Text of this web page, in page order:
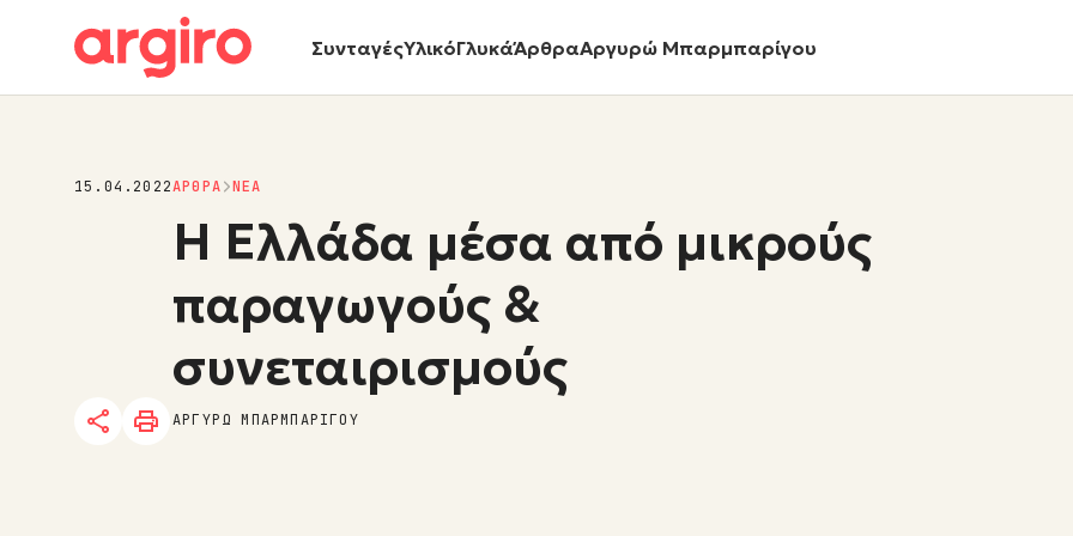
ΣυνταγέςΥλικόΓλυκάΆρθραΑργυρώ Μπαρμπαρίγου
15.04.2022ΑΡΘΡΑ NΕΑ
Η Ελλάδα μέσα από μικρούς
παραγωγούς &
συνεταιρισμούς
ΑΡΓΥΡΩ ΜΠΑΡΜΠΑΡΙΓΟΥ